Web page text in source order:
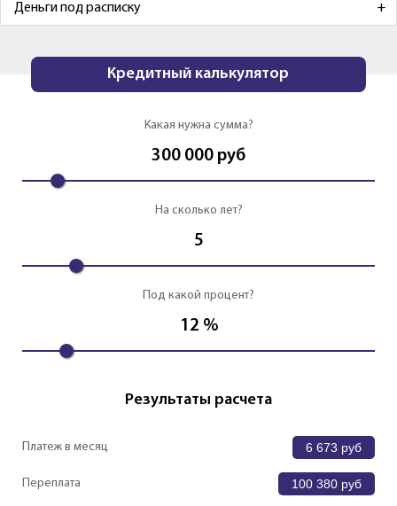
Деньги под расписку
Кредитный калькулятор
Какая нужна сумма?
300 000 руб
На сколько лет?
5
Под какой процент?
12 %
Результаты расчета
Платеж в месяц 6 673 руб
Переплата 100 380 руб